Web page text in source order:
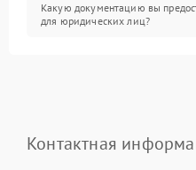
Какую документацию вы
для юридических лиц?
Контактная